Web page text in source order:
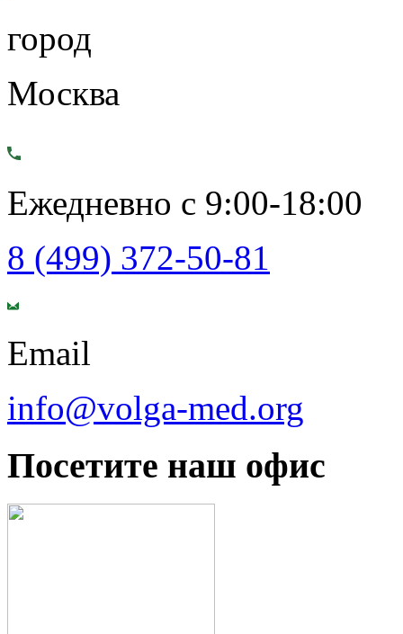
город
Москва
Ежедневно с 9:00-18:00
8 (499) 372-50-81
Email
info@volga-med.org
Посетите наш офис